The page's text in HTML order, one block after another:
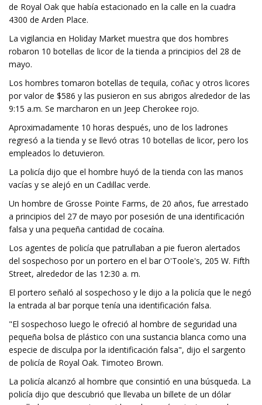
de Royal Oak que había estacionado en la calle en la cuadra
4300 de Arden Place.
La vigilancia en Holiday Market muestra que dos hombres
robaron 10 botellas de licor de la tienda a principios del 28 de
mayo.
Los hombres tomaron botellas de tequila, coñac y otros licores
por valor de $586 y las pusieron en sus abrigos alrededor de las
9:15 a.m. Se marcharon en un Jeep Cherokee rojo.
Aproximadamente 10 horas después, uno de los ladrones
regresó a la tienda y se llevó otras 10 botellas de licor, pero los
empleados lo detuvieron.
La policía dijo que el hombre huyó de la tienda con las manos
vacías y se alejó en un Cadillac verde.
Un hombre de Grosse Pointe Farms, de 20 años, fue arrestado
a principios del 27 de mayo por posesión de una identificación
falsa y una pequeña cantidad de cocaína.
Los agentes de policía que patrullaban a pie fueron alertados
del sospechoso por un portero en el bar O'Toole's, 205 W. Fifth
Street, alrededor de las 12:30 a. m.
El portero señaló al sospechoso y le dijo a la policía que le negó
la entrada al bar porque tenía una identificación falsa.
"El sospechoso luego le ofreció al hombre de seguridad una
pequeña bolsa de plástico con una sustancia blanca como una
especie de disculpa por la identificación falsa", dijo el sargento
de policía de Royal Oak. Timoteo Brown.
La policía alcanzó al hombre que consintió en una búsqueda. La
policía dijo que descubrió que llevaba un billete de un dólar